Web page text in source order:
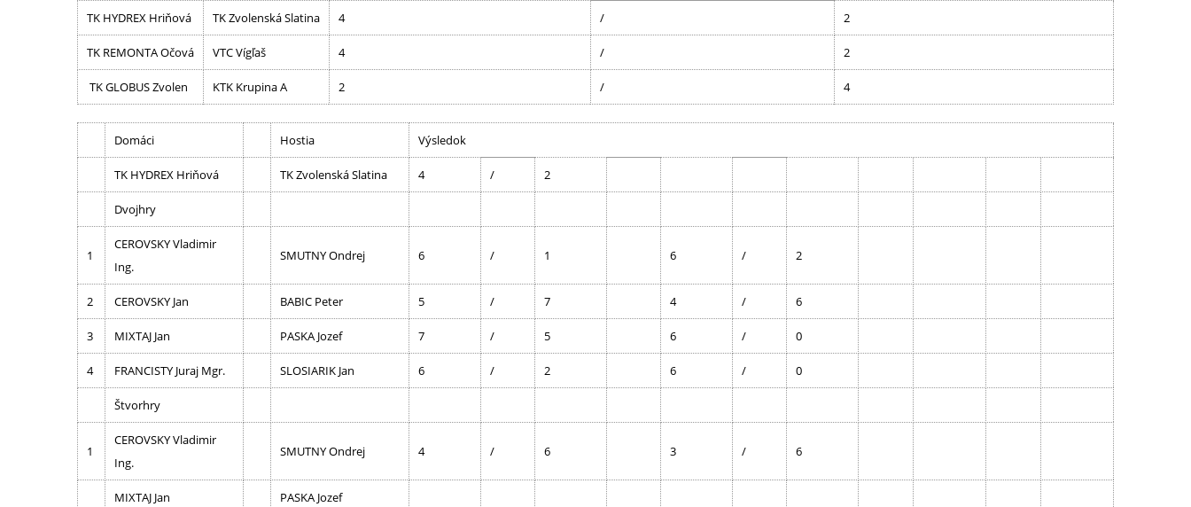
Roky 1991 – 2000
TK HYDREX Hriňová TK Zvolenská Slatina 4 / 2
TK REMONTA Očová VTC Vígľaš 4 / 2
TK GLOBUS Zvolen KTK Krupina A 2 / 4
Domáci Hostia Výsledok
TK HYDREX Hriňová TK Zvolenská Slatina 4 / 2
Dvojhry
1
CEROVSKY Vladimir
Ing.
SMUTNY Ondrej 6 / 1 6 / 2
2 CEROVSKY Jan BABIC Peter 5 / 7 4 / 6
3 MIXTAJ Jan PASKA Jozef 7 / 5 6 / 0
4 FRANCISTY Juraj Mgr. SLOSIARIK Jan 6 / 2 6 / 0
Štvorhry
1
CEROVSKY Vladimir
Ing.
SMUTNY Ondrej 4 / 6 3 / 6
MIXTAJ Jan PASKA Jozef